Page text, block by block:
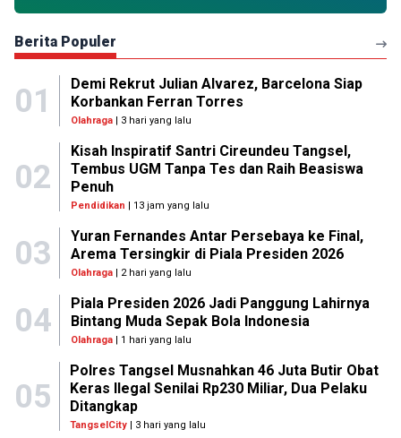
Berita Populer
01
Demi Rekrut Julian Alvarez, Barcelona Siap
Korbankan Ferran Torres
Olahraga| 3 hari yang lalu
02
Kisah Inspiratif Santri Cireundeu Tangsel,
Tembus UGM Tanpa Tes dan Raih Beasiswa
Penuh
Pendidikan | 13 jam yang lalu
03
Yuran Fernandes Antar Persebaya ke Final,
Arema Tersingkir di Piala Presiden 2026
Olahraga| 2 hari yang lalu
04
Piala Presiden 2026 Jadi Panggung Lahirnya
Bintang Muda Sepak Bola Indonesia
Olahraga| 1 hari yang lalu
05
Polres Tangsel Musnahkan 46 Juta Butir Obat
Keras Ilegal Senilai Rp230 Miliar, Dua Pelaku
Ditangkap
TangselCity | 3 hari yang lalu